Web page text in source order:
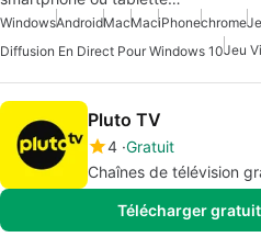
WindowsAndroidMacMaciPhonechrome
Diffusion En Direct Pour Windows 10Jeu
Pluto TV
4 Gratuit
Chaînes de télévision
Télécharger